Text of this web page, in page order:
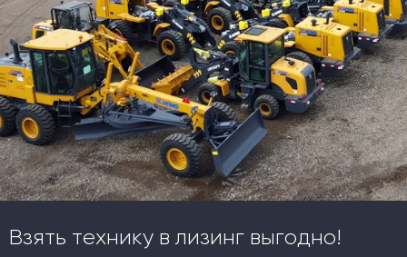
Взять технику в лизинг выгодно!